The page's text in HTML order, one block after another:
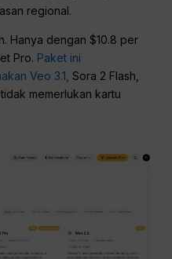
regional.
Hanya dengan $10.8 per
Pro. Paket ini
Veo 3.1, Sora 2 Flash,
memerlukan kartu